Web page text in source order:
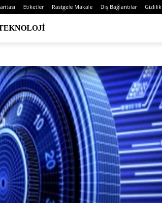
Etiketler Rastgele Makale Dış Bağlantılar Gizlilik